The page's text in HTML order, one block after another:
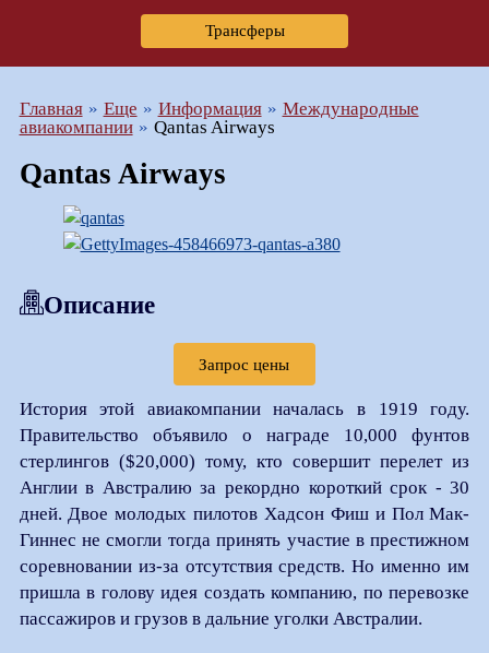
Трансферы
Главная Еще Информация
Международные
авиакомпании
Qantas Airways
Qantas Airways
Описание
Запрос цены
История этой авиакомпании началась в 1919 году.
Правительство объявило о награде 10,000 фунтов
стерлингов ($20,000) тому, кто совершит перелет из
Англии в Австралию за рекордно короткий срок - 30
дней. Двое молодых пилотов Хадсон Фиш и Пол Мак-
Гиннес не смогли тогда принять участие в престижном
соревновании из-за отсутствия средств. Но именно им
пришла в голову идея создать компанию, по перевозке
пассажиров и грузов в дальние уголки Австралии.